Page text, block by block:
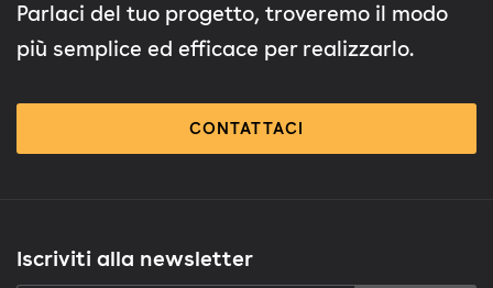
Parlaci del tuo progetto, troveremo il modo
più semplice ed efficace per realizzarlo.
CONTATTACI
Iscriviti alla newsletter